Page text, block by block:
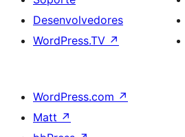
Desenvolvedores
WordPress.TV ↗
WordPress.com ↗
Matt ↗